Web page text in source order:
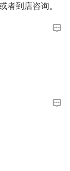
者到店咨询。